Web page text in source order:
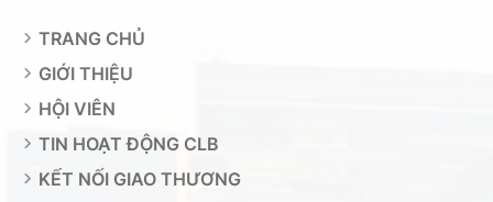
TRANG CHỦ
GIỚI THIỆU
HỘI VIÊN
TIN HOẠT ĐỘNG CLB
KẾT NỐI GIAO THƯƠNG